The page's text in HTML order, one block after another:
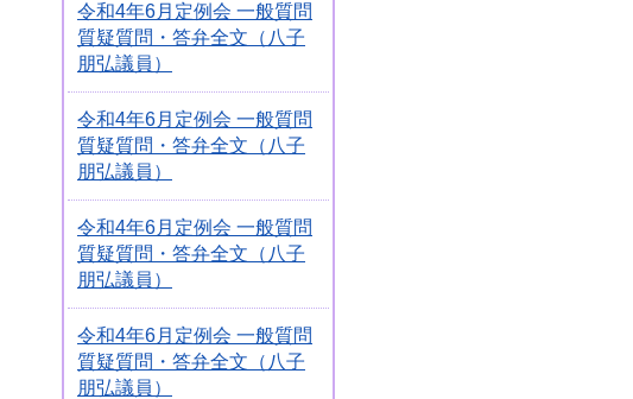
令和4年6月定例会 一般質問
質疑質問・答弁全文（八子
朋弘議員）
令和4年6月定例会 一般質問
質疑質問・答弁全文（八子
朋弘議員）
令和4年6月定例会 一般質問
質疑質問・答弁全文（八子
朋弘議員）
令和4年6月定例会 一般質問
質疑質問・答弁全文（八子
朋弘議員）